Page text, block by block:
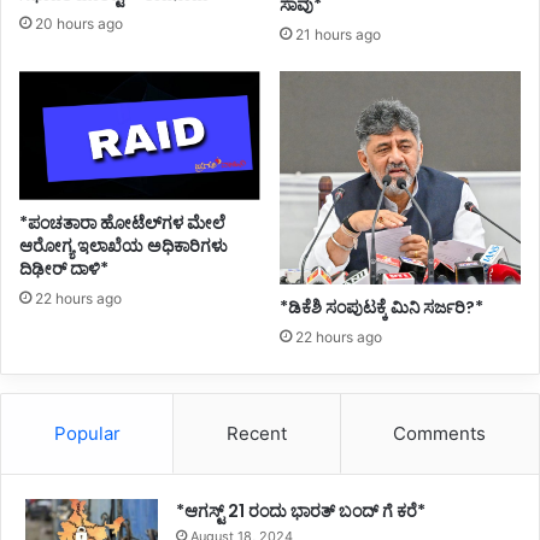
ತೋ
ಸೋ
ತೋ
20 hours ago
21 hours ago
*ಪಂಚತಾರಾ ಹೋಟೆಲ್‌ಗಳ ಮೇಲೆ
ಆರೋಗ್ಯ ಇಲಾಖೆಯ ಅಧಿಕಾರಿಗಳು
ದಿಢೀರ್ ದಾಳಿ*
22 hours ago *ಡಿಕೆಶಿ ಸಂಪುಟಕ್ಕೆ ಮಿನಿ ಸರ್ಜರಿ?*
22 hours ago
Popular Recent Comments
*ಆಗಸ್ಟ್ 21 ರಂದು ಭಾರತ್‌ ಬಂದ್‌ ಗೆ ಕರೆ*